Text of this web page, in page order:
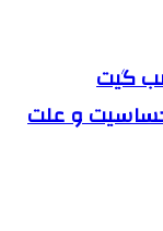
گیت
و علت